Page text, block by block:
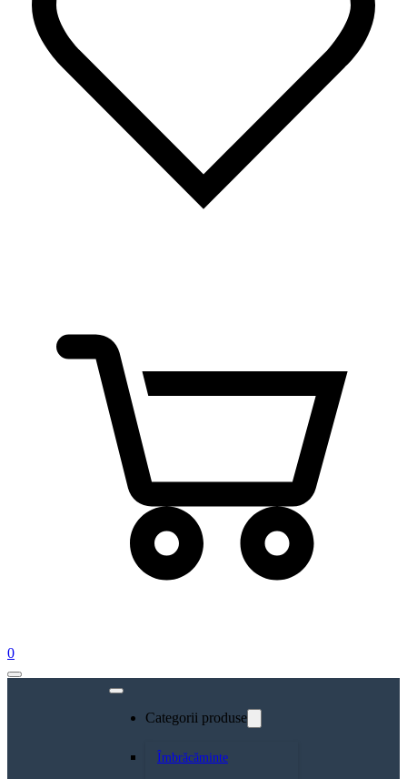
0
Categorii produse
Îmbrăcăminte